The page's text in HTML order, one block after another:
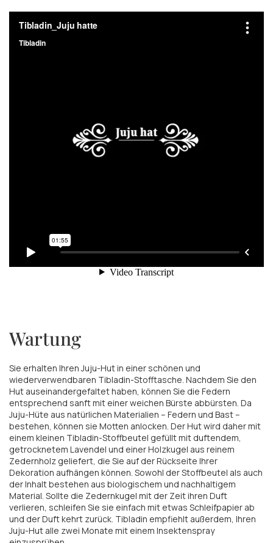
Wartung
Sie erhalten Ihren Juju-Hut in einer schönen und
wiederverwendbaren Tibladin-Stofftasche. Nachdem Sie den
Hut auseinandergefaltet haben, können Sie die Federn
entsprechend sanft mit einer weichen Bürste abbürsten. Da
Juju-Hüte aus natürlichen Materialien – Federn und Bast –
bestehen, können sie Motten anlocken. Der Hut wird daher mit
einem kleinen Tibladin-Stoffbeutel gefüllt mit duftendem,
getrocknetem Lavendel und einer Holzkugel aus reinem
Zedernholz geliefert, die Sie auf der Rückseite Ihrer
Dekoration aufhängen können. Sowohl der Stoffbeutel als auch
der Inhalt bestehen aus biologischem und nachhaltigem
Material. Sollte die Zedernkugel mit der Zeit ihren Duft
verlieren, schleifen Sie sie einfach mit etwas Schleifpapier ab
und der Duft kehrt zurück. Tibladin empfiehlt außerdem, Ihren
Juju-Hut alle zwei Monate mit einem Insektenspray